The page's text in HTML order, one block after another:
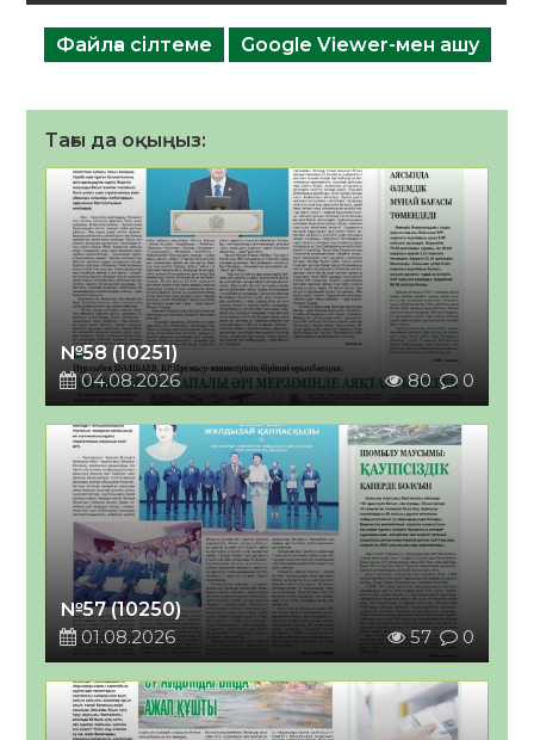
Файлға сілтеме Google Viewer-мен ашу
Тағы да оқыңыз:
№58 (10251)
04.08.2026
80 0
№57 (10250)
01.08.2026
57 0